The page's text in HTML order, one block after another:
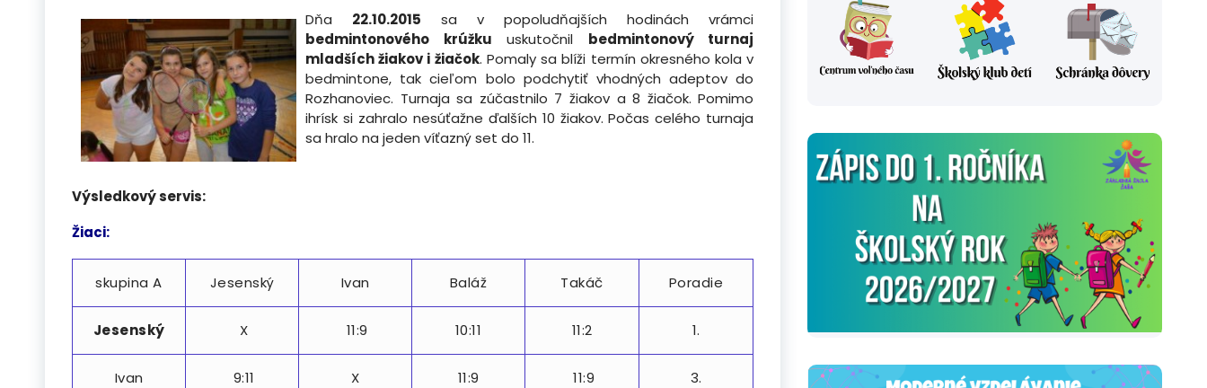
Dňa 22.10.2015 sa v popoludňajších hodinách vrámci
bedmintonového krúžku uskutočnil bedmintonový turnaj
mladších žiakov i žiačok. Pomaly sa blíži termín okresného kola v
bedmintone, tak cieľom bolo podchytiť vhodných adeptov do
Rozhanoviec. Turnaja sa zúčastnilo 7 žiakov a 8 žiačok. Pomimo
ihrísk si zahralo nesúťažne ďalších 10 žiakov. Počas celého turnaja
sa hralo na jeden víťazný set do 11.
Výsledkový servis:
Žiaci:
skupina A Jesenský Ivan Baláž Takáč Poradie
Jesenský X 11:9 10:11 11:2 1.
Ivan 9:11 X 11:9 11:9 3.